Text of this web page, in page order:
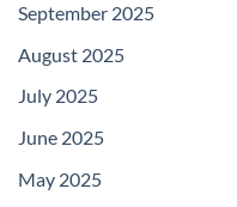
September 2025
August 2025
July 2025
June 2025
May 2025